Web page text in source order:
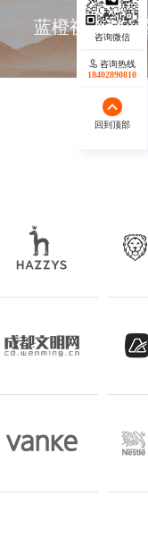
蓝橙视觉深耕
咨询热线
17723342546
回到顶部
咨询热线
18402890810
回到顶部